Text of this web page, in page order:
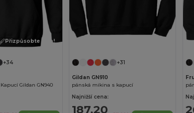
Přizpůsobte si to!
+34
Gildan GN940
+31
Gildan GN910
pánská mikina s kapucí
Najnižší cena:
187,20